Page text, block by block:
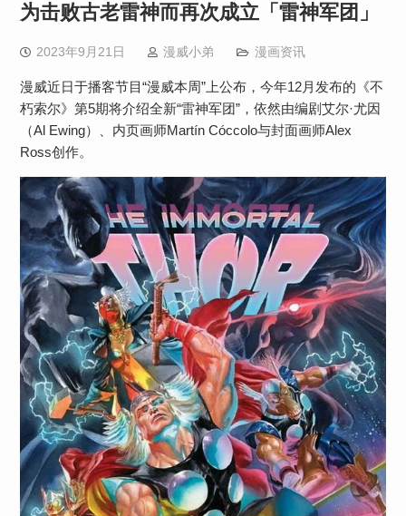
为击败古老雷神而再次成立「雷神军团」
2023年9月21日 漫威小弟 漫画资讯
漫威近日于播客节目“漫威本周”上公布，今年12月发布的《不
朽索尔》第5期将介绍全新“雷神军团”，依然由编剧艾尔·尤因
（Al Ewing）、内页画师Martín Cóccolo与封面画师Alex
Ross创作。